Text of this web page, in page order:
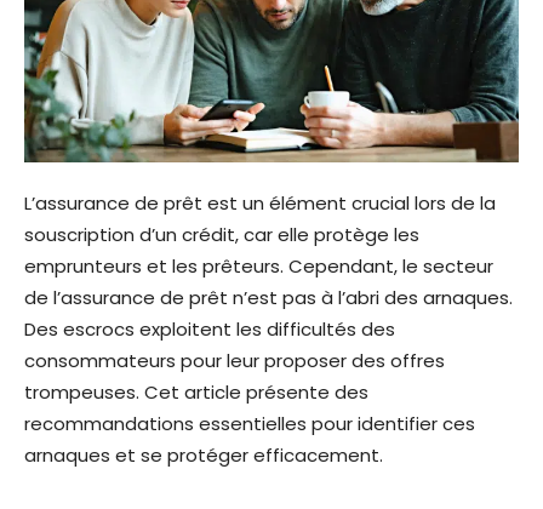
L’assurance de prêt est un élément crucial lors de la
souscription d’un crédit, car elle protège les
emprunteurs et les prêteurs. Cependant, le secteur
de l’assurance de prêt n’est pas à l’abri des arnaques.
Des escrocs exploitent les difficultés des
consommateurs pour leur proposer des offres
trompeuses. Cet article présente des
recommandations essentielles pour identifier ces
arnaques et se protéger efficacement.